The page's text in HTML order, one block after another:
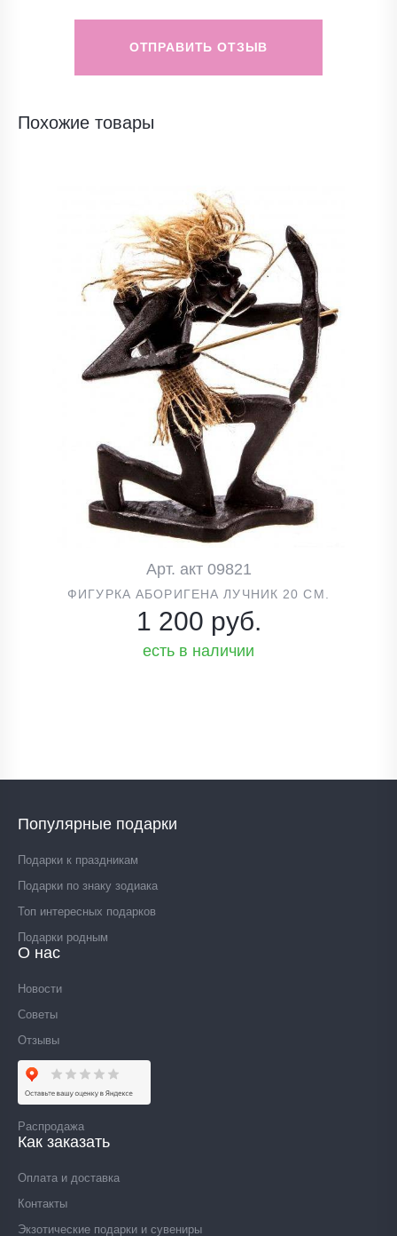
ОТПРАВИТЬ ОТЗЫВ
Похожие товары
Арт. акт 09821
ФИГУРКА АБОРИГЕНА ЛУЧНИК 20 СМ.
1 200 руб.
есть в наличии
Популярные подарки
Подарки к праздникам
Подарки по знаку зодиака
Топ интересных подарков
Подарки родным
О нас
Новости
Советы
Отзывы
Распродажа
Как заказать
Оплата и доставка
Контакты
Экзотические подарки и сувениры